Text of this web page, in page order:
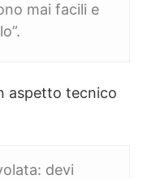
mai facili e
aspetto tecnico
devi